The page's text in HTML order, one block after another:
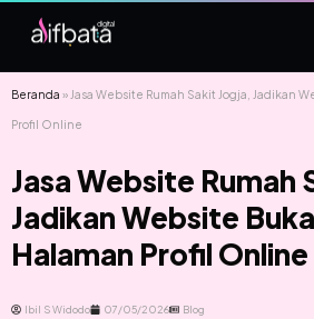
Beranda » Jasa Website Rumah Sakit Jogja, Jadikan
Profil Online
Jasa Website Rumah
Jadikan Website
Halaman Profil Online
Ibil S Widodo 07/05/2026 Blog